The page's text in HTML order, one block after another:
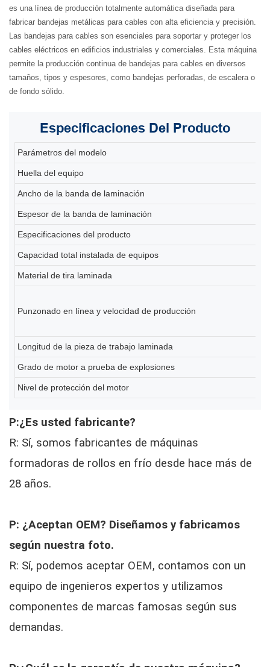
es una línea de producción totalmente automática diseñada para
fabricar bandejas metálicas para cables con alta eficiencia y precisión.
Las bandejas para cables son esenciales para soportar y proteger los
cables eléctricos en edificios industriales y comerciales. Esta máquina
permite la producción continua de bandejas para cables en diversos
tamaños, tipos y espesores, como bandejas perforadas, de escalera o
de fondo sólido.
Especificaciones Del Producto
Parámetros del modelo
Huella del equipo
Ancho de la banda de laminación
Espesor de la banda de laminación
Especificaciones del producto
Capacidad total instalada de equipos
Material de tira laminada
Punzonado en línea y velocidad de producción
Longitud de la pieza de trabajo laminada
Grado de motor a prueba de explosiones
Nivel de protección del motor
P:¿Es usted fabricante?
R: Sí, somos fabricantes de máquinas
formadoras de rollos en frío desde hace más de
28 años.
P: ¿Aceptan OEM? Diseñamos y fabricamos
según nuestra foto.
R: Sí, podemos aceptar OEM, contamos con un
equipo de ingenieros expertos y utilizamos
componentes de marcas famosas según sus
demandas.